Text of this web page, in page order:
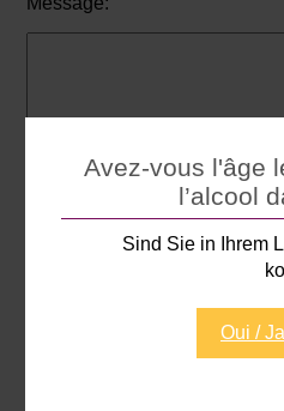
Avez-vous l'âge
l’alcool
Sind Sie in Ihrem
Oui / Ja
Mode de livraison
je souhaite venir
je souhaite une facture